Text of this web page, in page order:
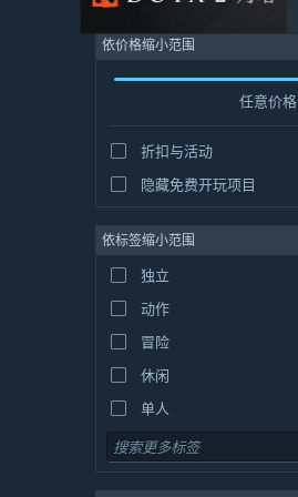
依价格缩小范围
任意价格
折扣与活动
隐藏免费开玩项目
依标签缩小范围
独立
动作
冒险
休闲
单人
模拟